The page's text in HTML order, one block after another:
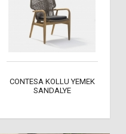
CONTESA KOLLU YEMEK
SANDALYE